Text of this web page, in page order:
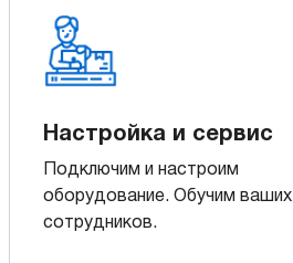
Настройка и сервис
Подключим и настроим
оборудование. Обучим ваших
сотрудников.